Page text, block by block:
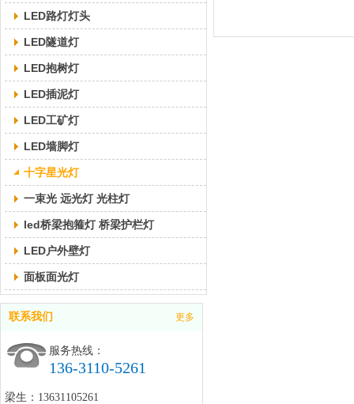
LED路灯灯头
LED隧道灯
LED抱树灯
LED插泥灯
LED工矿灯
LED墙脚灯
十字星光灯
一束光 远光灯 光柱灯
led桥梁抱箍灯 桥梁护栏灯
LED户外壁灯
面板面光灯
联系我们 更多
服务热线：
136-3110-5261
梁生：13631105261